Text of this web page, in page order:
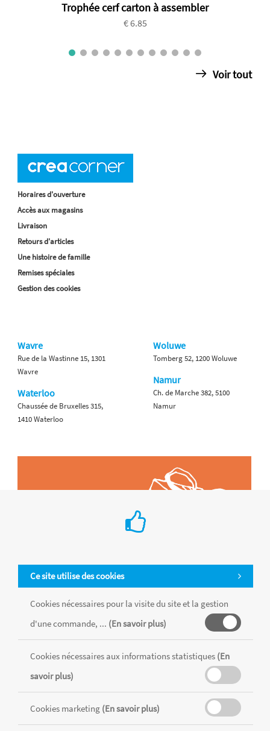
Trophée cerf carton à assembler
€ 6.85
Voir tout
Ce site utilise des cookies
Cookies nécessaires pour la visite du site et la gestion
d'une commande, ... (En savoir plus)
Cookies nécessaires aux informations statistiques (En
savoir plus)
Cookies marketing (En savoir plus)
Horaires d'ouverture
Accès aux magasins
Livraison
Retours d'articles
Une histoire de famille
Remises spéciales
Gestion des cookies
Wavre
Rue de la Wastinne 15, 1301
Wavre
Waterloo
Chaussée de Bruxelles 315,
1410 Waterloo
Woluwe
Tomberg 52, 1200 Woluwe
Namur
Ch. de Marche 382, 5100
Namur
Tous les produits sont vendus dans la limite des stocks disponibles de
MENTIONS LÉGALES CONDITIONS GÉNÉRALES